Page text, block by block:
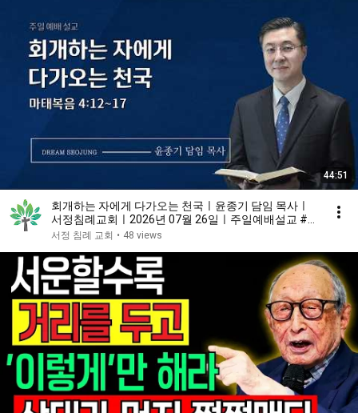
44:51
회개하는 자에게 다가오는 천국ㅣ윤종기 담임 목사ㅣ
서정침례교회ㅣ2026년 07월 26일ㅣ주일예배설교 #평
택교회 #고덕국제도시교회 #젊은교회 #서정침례교회
서정 침례 교회 • 48 views